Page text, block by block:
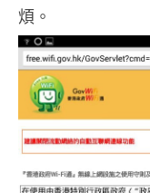
煩。